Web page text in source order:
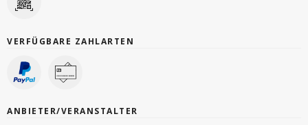
VERFÜGBARE ZAHLARTEN
ANBIETER/VERANSTALTER